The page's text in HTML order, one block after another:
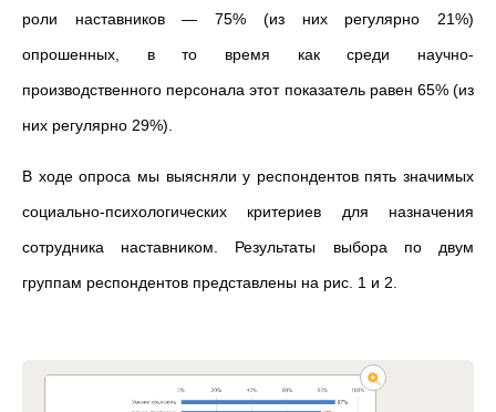
роли наставников — 75% (из них регулярно 21%)
опрошенных, в то время как среди научно-
производственного персонала этот показатель равен 65% (из
них регулярно 29%).
В ходе опроса мы выясняли у респондентов пять значимых
социально-психологических критериев для назначения
сотрудника наставником. Результаты выбора по двум
группам респондентов представлены на рис. 1 и 2.